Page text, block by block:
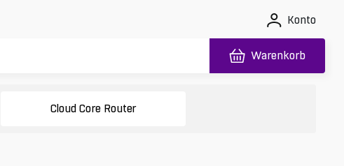
Konto
Warenkorb
Cloud Core Router